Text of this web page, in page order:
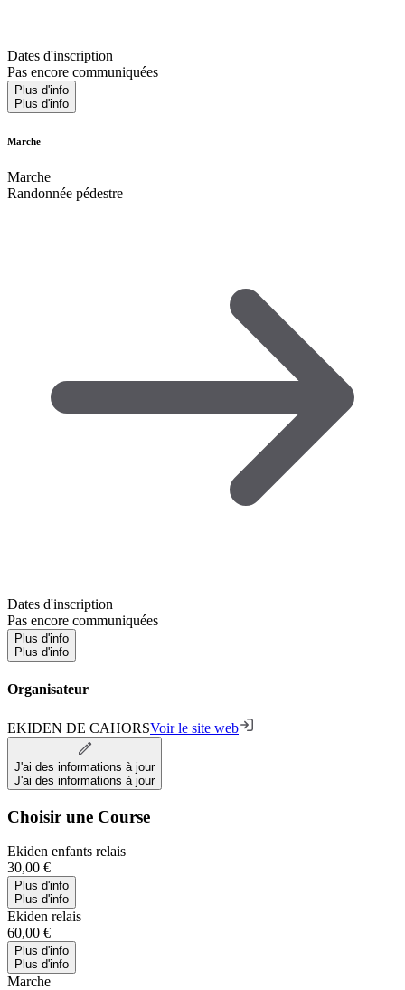
Dates d'inscription
Pas encore communiquées
Plus d'info
Plus d'info
Marche
Marche
Randonnée pédestre
Dates d'inscription
Pas encore communiquées
Plus d'info
Plus d'info
Organisateur
EKIDEN DE CAHORSVoir le site web
J'ai des informations à jour
J'ai des informations à jour
Choisir une Course
Ekiden enfants relais
30,00 €
Plus d'info
Plus d'info
Ekiden relais
60,00 €
Plus d'info
Plus d'info
Marche